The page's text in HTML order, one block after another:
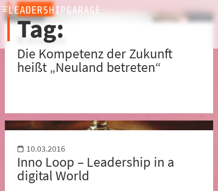
ARCHIV
Tag:
30.03.2016
Die Kompetenz der Zukunft
heißt „Neuland betreten“
10.03.2016
Inno Loop – Leadership in a
digital World